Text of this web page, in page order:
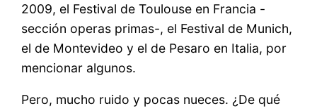
2009, el Festival de Toulouse en Francia -
sección operas primas-, el Festival de Munich,
el de Montevideo y el de Pesaro en Italia, por
mencionar algunos.
Pero, mucho ruido y pocas nueces. ¿De qué